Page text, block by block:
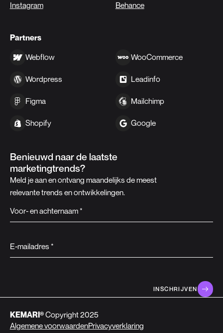
Instagram
Behance
Partners
Webflow WooCommerce
Wordpress Leadinfo
Figma Mailchimp
Shopify Google
Benieuwd naar de laatste
marketingtrends?
Meld je aan en ontvang maandelijks de meest
relevante trends en ontwikkelingen.
Voor- en achternaam *
E-mailadres *
KEMARI®Copyright 2025
Algemene voorwaardenPrivacyverklaring